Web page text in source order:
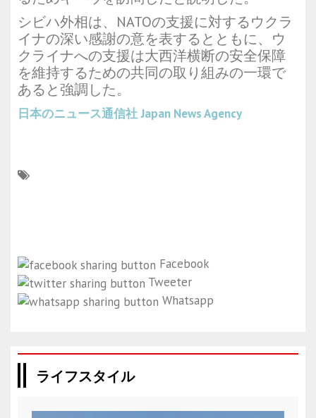
シビハ外相は、NATOの支援に対するウクラ
イナの深い感謝の意を表するとともに、ウ
クライナへの支援は大西洋横断の安全保障
を維持するための共同の取り組みの一環で
あると強調した。
日本のニュース通信社 Japan News Agency
Facebook
Tweeter
Whatsapp
ライフスタイル